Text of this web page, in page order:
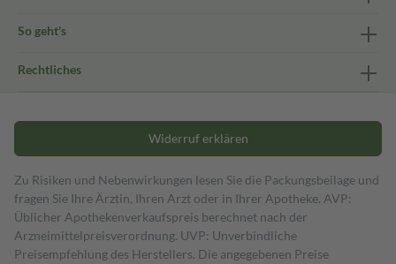
So geht's
Rechtliches
Widerruf erklären
Zu Risiken und Nebenwirkungen lesen Sie die Packungsbeilage und
fragen Sie Ihre Ärztin, Ihren Arzt oder in Ihrer Apotheke. AVP:
Üblicher Apothekenverkaufspreis berechnet nach der
Arzneimittelpreisverordnung. UVP: Unverbindliche
Preisempfehlung des Herstellers. Die angegebenen Preise